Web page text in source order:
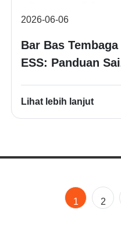
2026-06-06
Bar Bas
ESS: Panduan
Lihat lebih lanjut
1 2